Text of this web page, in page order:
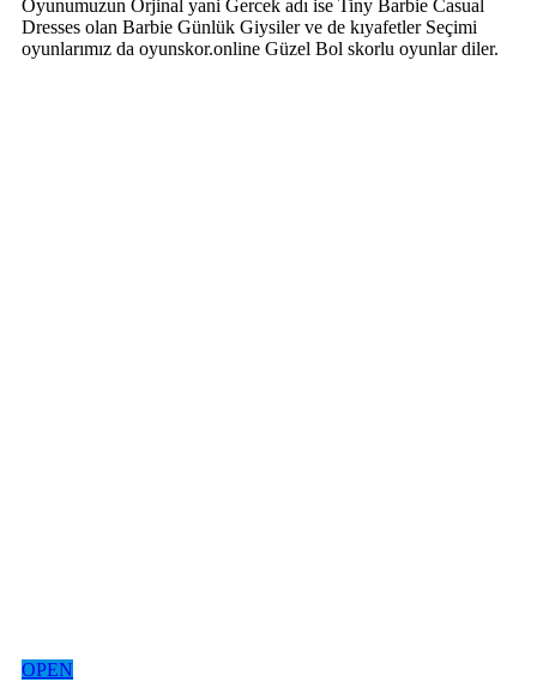
Oyunumuzun Orjinal yani Gercek adı ise Tiny Barbie Casual
Dresses olan Barbie Günlük Giysiler ve de kıyafetler Seçimi
oyunlarımız da oyunskor.online Güzel Bol skorlu oyunlar diler.
OPEN